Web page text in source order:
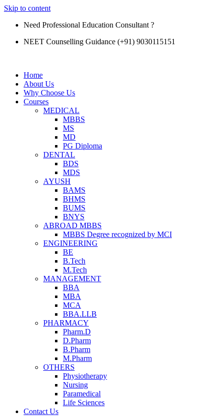
Skip to content
Need Professional Education Consultant ?
NEET Counselling Guidance (+91) 9030115151
Home
About Us
Why Choose Us
Courses
MEDICAL
MBBS
MS
MD
PG Diploma
DENTAL
BDS
MDS
AYUSH
BAMS
BHMS
BUMS
BNYS
ABROAD MBBS
MBBS Degree recognized by MCI
ENGINEERING
BE
B.Tech
M.Tech
MANAGEMENT
BBA
MBA
MCA
BBA.LLB
PHARMACY
Pharm.D
D.Pharm
B.Pharm
M.Pharm
OTHERS
Physiotherapy
Nursing
Paramedical
Life Sciences
Contact Us